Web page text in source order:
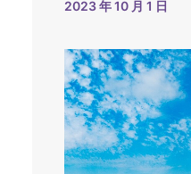
2023 年 10 月 1 日